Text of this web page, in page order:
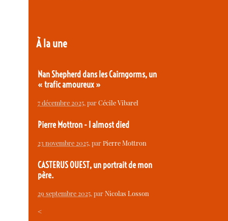
À la une
Nan Shepherd dans les Cairngorms, un
« trafic amoureux »
7 décembre 2025, parCécile Vibarel
Pierre Mottron - I almost died
23 novembre 2025, parPierre Mottron
CASTERUS OUEST, un portrait de mon
père.
29 septembre 2025, parNicolas Losson
<